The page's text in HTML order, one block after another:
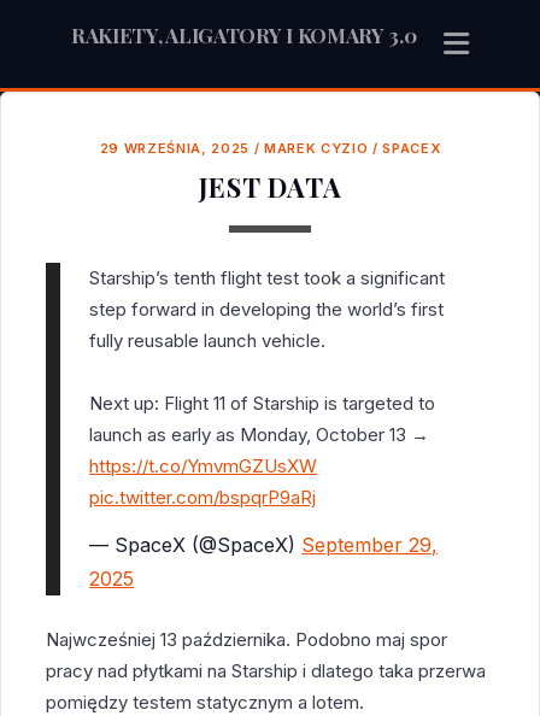
RAKIETY, ALIGATORY I KOMARY 3.0
29 WRZEŚNIA, 2025 / MAREK CYZIO /SPACEX
JEST DATA
Starship’s tenth flight test took a significant
step forward in developing the world’s first
fully reusable launch vehicle.
Next up: Flight 11 of Starship is targeted to
launch as early as Monday, October 13 →
https://t.co/YmvmGZUsXW
pic.twitter.com/bspqrP9aRj
— SpaceX (@SpaceX) September 29,
2025
Najwcześniej 13 października. Podobno maj spor
pracy nad płytkami na Starship i dlatego taka przerwa
pomiędzy testem statycznym a lotem.